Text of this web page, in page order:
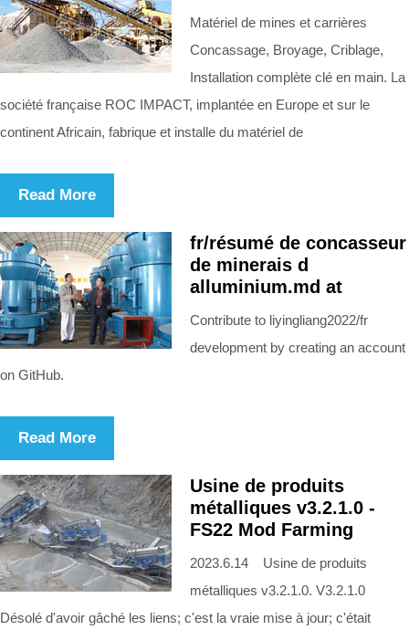
Matériel de mines et carrières
Concassage, Broyage, Criblage,
Installation complète clé en main. La
société française ROC IMPACT, implantée en Europe et sur le
continent Africain, fabrique et installe du matériel de
Read More
fr/résumé de concasseur
de minerais d
alluminium.md at
Contribute to liyingliang2022/fr
development by creating an account
on GitHub.
Read More
Usine de produits
métalliques v3.2.1.0 -
FS22 Mod Farming
2023.6.14 Usine de produits
métalliques v3.2.1.0. V3.2.1.0
Désolé d'avoir gâché les liens; c'est la vraie mise à jour; c'était